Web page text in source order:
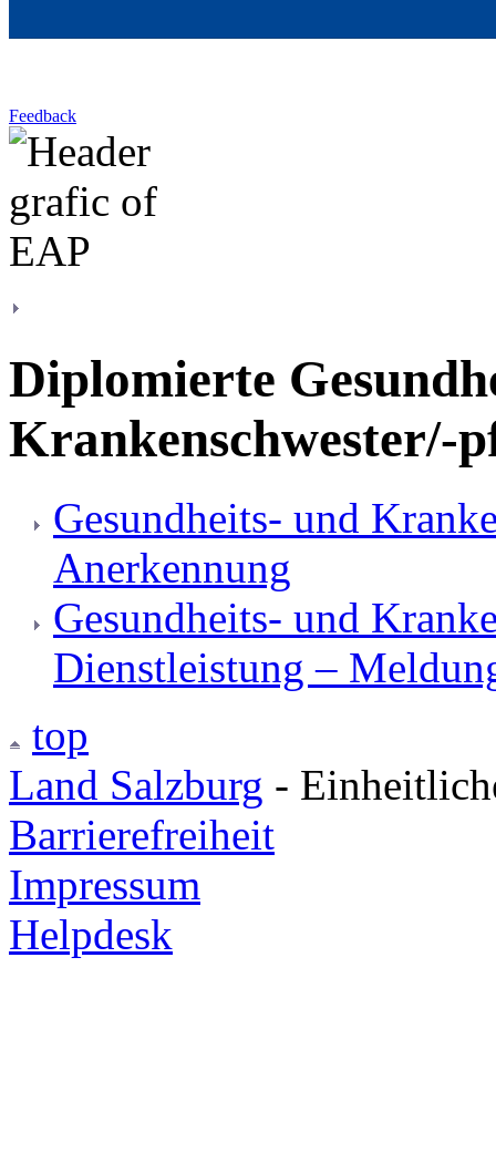
Feedback
Diplomierte
Krankenschwester/-
Gesundheits- und
Anerkennung
Gesundheits- und
Dienstleistung –
top
Land Salzburg -
Barrierefreiheit
Impressum
Helpdesk